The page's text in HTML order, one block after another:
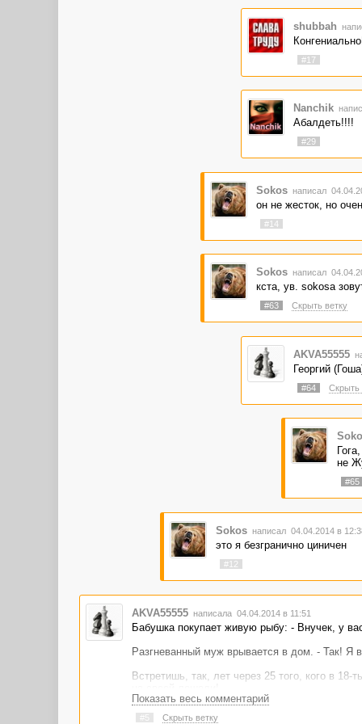
shubbah
#17
Nanchik
Абалдеть!!!!
#29
Sokos написал
он не жесток, но
#14
Sokos написал
кста, ув. sokosа
#63 Скрыть ветку
AKVA55555
Георгий
#64 Скрыть
не
#65
Sokos написал 04.04.2014 в
это я безгранично циничен
#12
AKVA55555 написала 04.04.2014 в 11:51
Бабушка покупает живую рыбу: - Внучек, у
Разгневанный муж врывается в дом. - Так! Я
Встретишь, так, лет через 25 того, кого в
Мужчина дарит женщине шубу. - Дорогой, это
Показать весь комментарий
#5 Скрыть ветку